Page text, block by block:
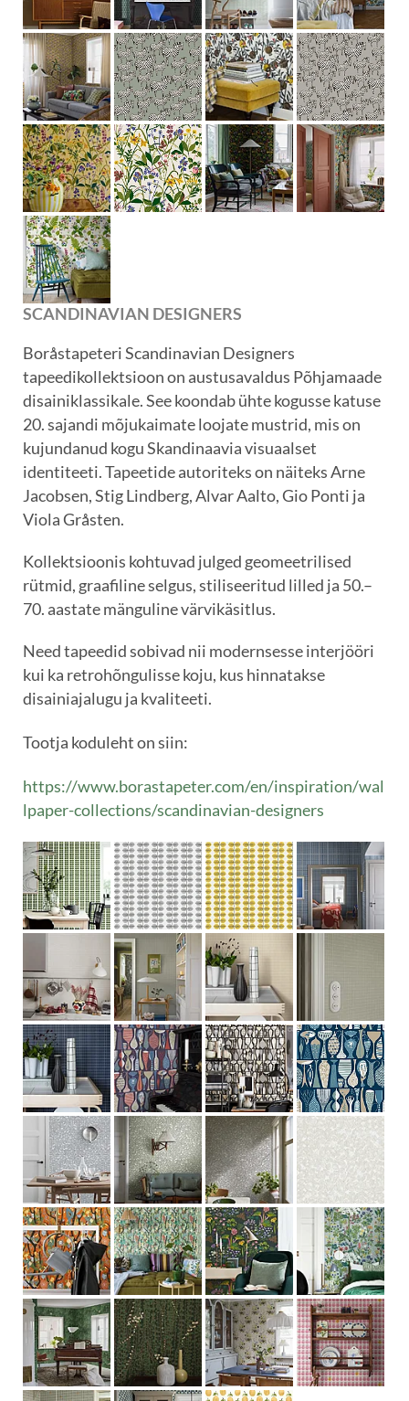
SCANDINAVIAN DESIGNERS
Boråstapeteri Scandinavian Designers
tapeedikollektsioon on austusavaldus Põhjamaade
disainiklassikale. See koondab ühte kogusse katuse
20. sajandi mõjukaimate loojate mustrid, mis on
kujundanud kogu Skandinaavia visuaalset
identiteeti. Tapeetide autoriteks on näiteks Arne
Jacobsen, Stig Lindberg, Alvar Aalto, Gio Ponti ja
Viola Gråsten.
Kollektsioonis kohtuvad julged geomeetrilised
rütmid, graafiline selgus, stiliseeritud lilled ja 50.–
70. aastate mänguline värvikäsitlus.
Need tapeedid sobivad nii modernsesse interjööri
kui ka retrohõngulisse koju, kus hinnatakse
disainiajalugu ja kvaliteeti.
Tootja koduleht on siin:
https://www.borastapeter.com/en/inspiration/wal
lpaper-collections/scandinavian-designers